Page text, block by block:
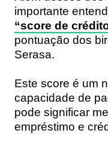
importante
“score de
pontuação dos
Serasa.
Este score é um
capacidade de
pode significar
empréstimo e